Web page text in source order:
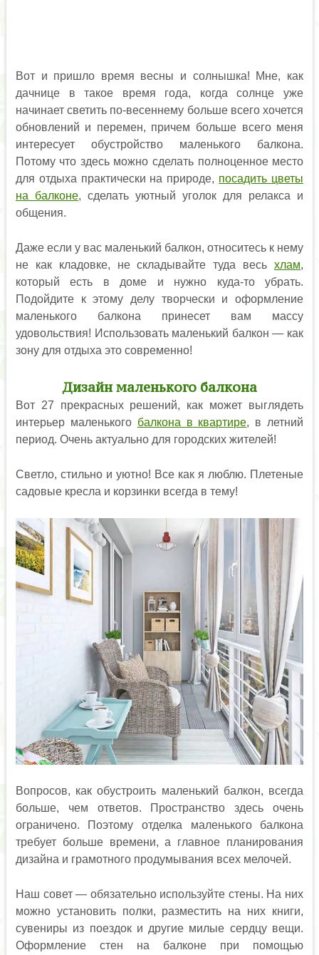
Вот и пришло время весны и солнышка! Мне, как
дачнице в такое время года, когда солнце уже
начинает светить по-весеннему больше всего хочется
обновлений и перемен, причем больше всего меня
интересует обустройство маленького балкона.
Потому что здесь можно сделать полноценное место
для отдыха практически на природе, посадить цветы
на балконе, сделать уютный уголок для релакса и
общения.
Даже если у вас маленький балкон, относитесь к нему
не как кладовке, не складывайте туда весьхлам,
который есть в доме и нужно куда-то убрать.
Подойдите к этому делу творчески и оформление
маленького балкона принесет вам массу
удовольствия! Использовать маленький балкон — как
зону для отдыха это современно!
Дизайн маленького балкона
Вот 27 прекрасных решений, как может выглядеть
интерьер маленького балкона в квартире, в летний
период. Очень актуально для городских жителей!
Светло, стильно и уютно! Все как я люблю. Плетеные
садовые кресла и корзинки всегда в тему!
Вопросов, как обустроить маленький балкон, всегда
больше, чем ответов. Пространство здесь очень
ограничено. Поэтому отделка маленького балкона
требует больше времени, а главное планирования
дизайна и грамотного продумывания всех мелочей.
Наш совет — обязательно используйте стены. На них
можно установить полки, разместить на них книги,
сувениры из поездок и другие милые сердцу вещи.
Оформление стен на балконе при помощью